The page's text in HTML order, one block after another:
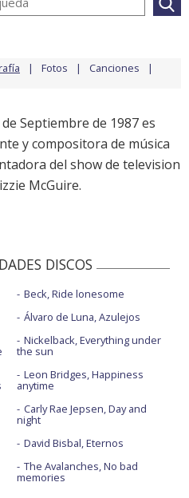
Fotos Canciones
Septiembre de 1987 es
y compositora de música
del show de television
McGuire.
DISCOS
Beck, Ride lonesome
Álvaro de Luna, Azulejos
Nickelback, Everything under
the sun
Leon Bridges, Happiness
anytime
Carly Rae Jepsen, Day and
night
David Bisbal, Eternos
The Avalanches, No bad
memories